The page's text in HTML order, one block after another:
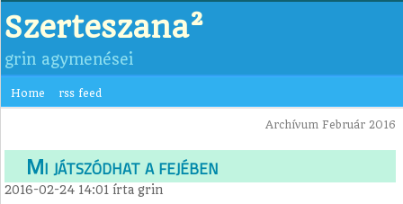
Szerteszana²
grin agymenései
Home rss feed
Archívum Február 2016
Mi játszódhat a fejében
2016-02-24 14:01 írtagrin